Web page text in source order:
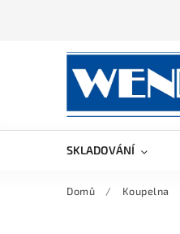
SKLADOVÁNÍ
Domů / Koupelna